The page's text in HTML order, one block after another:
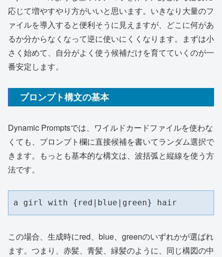
応じて増やすやり方がいいと思います。いきなり大量のフ
ァイルを導入すると便利そうに見えますが、どこに何があ
るか分からなくなって逆に使いにくくなります。まずは小
さく始めて、自分がよく使う候補だけを育てていくのが一
番安定します。
プロンプト構文の基本
Dynamic Promptsでは、ワイルドカードファイルを使わな
くても、プロンプト欄に直接候補を書いてランダム選択で
きます。もっとも基本的な構文は、波括弧と縦線を使う方
法です。
a girl with {red|blue|green} hair
この場合、生成時にred、blue、greenのいずれかが選ばれ
ます。つまり、赤髪、青髪、緑髪のように、同じ構図の中